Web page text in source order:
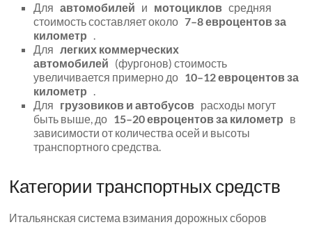
Дляавтомобилей и мотоциклов средняя
стоимость составляет около7–8 евроцентов за
километр .
Длялегких коммерческих
автомобилей (фургонов) стоимость
увеличивается примерно до 10–12 евроцентов за
километр .
Для грузовиков и автобусов расходы могут
быть выше, до 15–20 евроцентов за километр в
зависимости от количества осей и высоты
транспортного средства.
Категории транспортных средств
Итальянская система взимания дорожных сборов